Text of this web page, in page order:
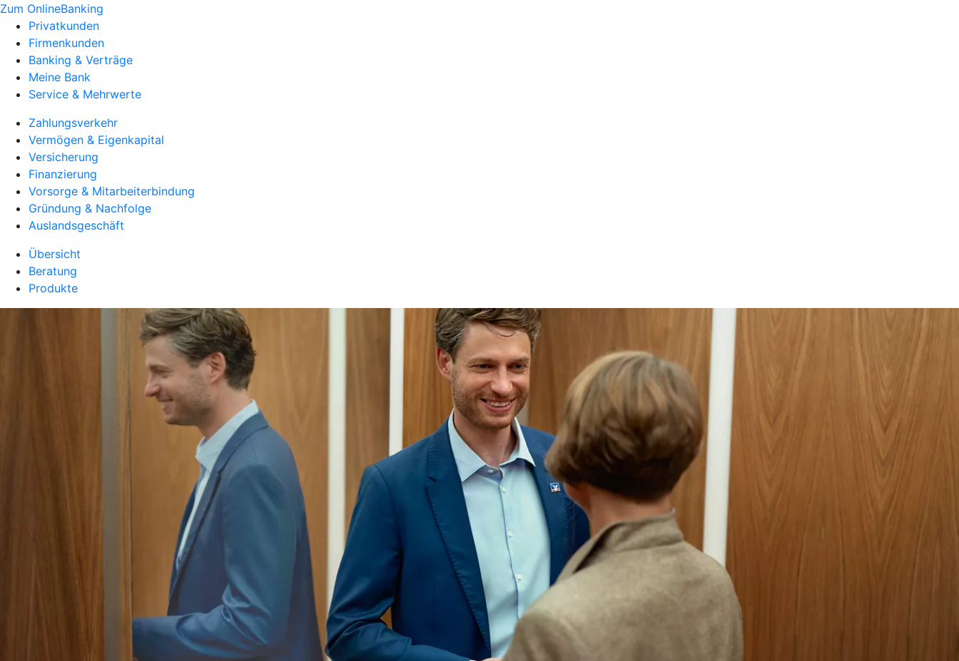
Zum OnlineBanking
Privatkunden
Firmenkunden
Banking & Verträge
Meine Bank
Service & Mehrwerte
Zahlungsverkehr
Vermögen & Eigenkapital
Versicherung
Finanzierung
Vorsorge & Mitarbeiterbindung
Gründung & Nachfolge
Auslandsgeschäft
Übersicht
Beratung
Produkte